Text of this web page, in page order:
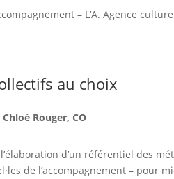
– L’A. Agence
au choix
Rouger, CO
d’un référentiel des
de l’accompagnement –